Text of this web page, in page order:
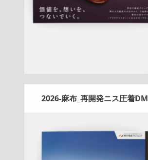
詳しく見る
2026-麻布_再開発ニス圧着DM